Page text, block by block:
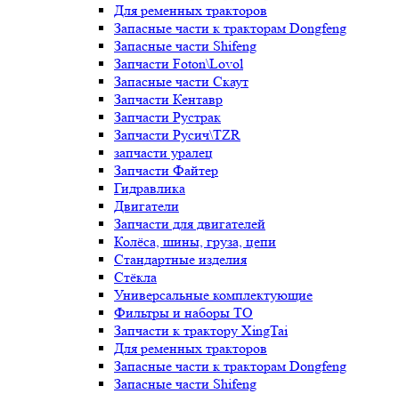
Для ременных тракторов
Запасные части к тракторам Dongfeng
Запасные части Shifeng
Запчасти Foton\Lovol
Запасные части Скаут
Запчасти Кентавр
Запчасти Рустрак
Запчасти Русич\TZR
запчасти уралец
Запчасти Файтер
Гидравлика
Двигатели
Запчасти для двигателей
Колёса, шины, груза, цепи
Стандартные изделия
Стёкла
Универсальные комплектующие
Фильтры и наборы ТО
Запчасти к трактору XingTai
Для ременных тракторов
Запасные части к тракторам Dongfeng
Запасные части Shifeng